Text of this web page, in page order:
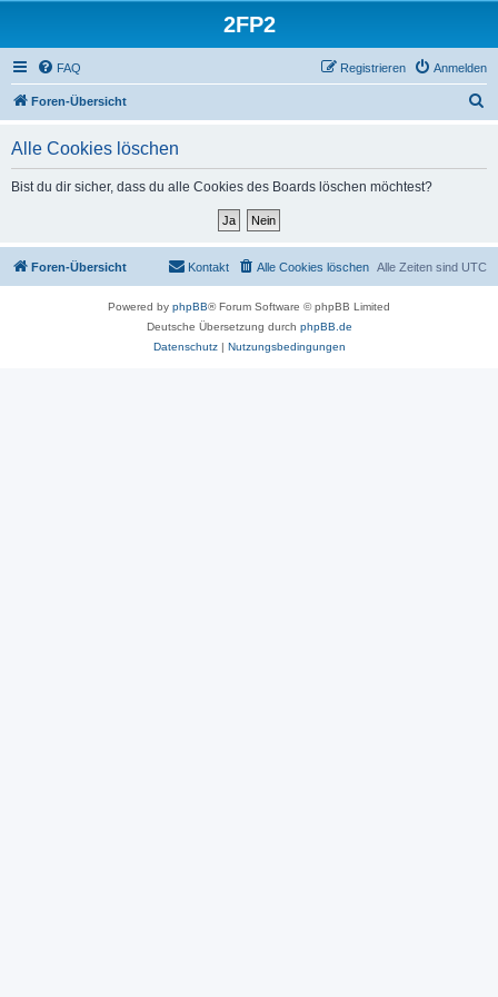
2FP2
FAQ Anmelden
Registrieren
Foren-Übersicht
Alle Cookies löschen
Bist du dir sicher, dass du alle Cookies des Boards löschen möchtest?
Foren-Übersicht Alle Zeiten sind UTC
Alle Cookies löschen
Kontakt
Powered by phpBB® Forum Software © phpBB Limited
Deutsche Übersetzung durch phpBB.de
Datenschutz| Nutzungsbedingungen